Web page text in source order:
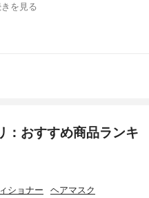
を見る
：おすすめ商品ランキ
ショナー ヘアマスク